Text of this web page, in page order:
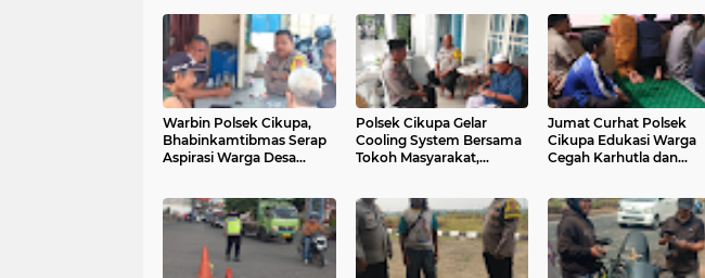
Warbin Polsek Cikupa,
Bhabinkamtibmas Serap
Aspirasi Warga Desa
Polsek Cikupa Gelar
Cooling System Bersama
Tokoh Masyarakat,
Jumat Curhat Polsek
Cikupa Edukasi Warga
Cegah Karhutla dan